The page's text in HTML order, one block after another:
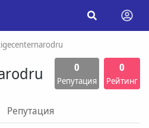
0
Репутация
0
Рейтинг
Репутация